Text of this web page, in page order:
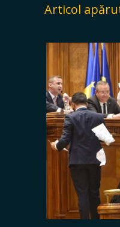
Articol